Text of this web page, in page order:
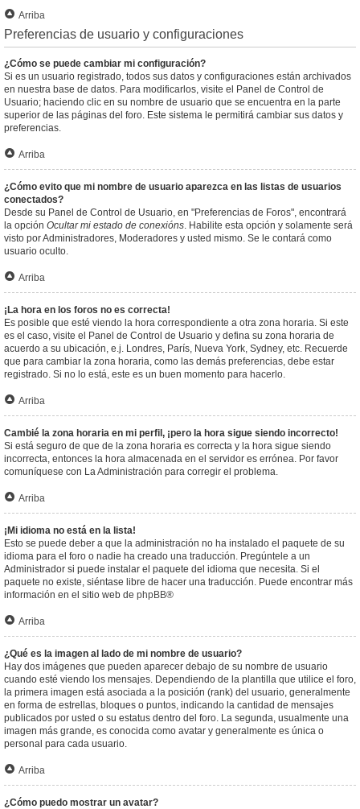
Arriba
Preferencias de usuario y configuraciones
¿Cómo se puede cambiar mi configuración?
Si es un usuario registrado, todos sus datos y configuraciones están archivados
en nuestra base de datos. Para modificarlos, visite el Panel de Control de
Usuario; haciendo clic en su nombre de usuario que se encuentra en la parte
superior de las páginas del foro. Este sistema le permitirá cambiar sus datos y
preferencias.
Arriba
¿Cómo evito que mi nombre de usuario aparezca en las listas de usuarios
conectados?
Desde su Panel de Control de Usuario, en "Preferencias de Foros", encontrará
la opción Ocultar mi estado de conexións. Habilite esta opción y solamente será
visto por Administradores, Moderadores y usted mismo. Se le contará como
usuario oculto.
Arriba
¡La hora en los foros no es correcta!
Es posible que esté viendo la hora correspondiente a otra zona horaria. Si este
es el caso, visite el Panel de Control de Usuario y defina su zona horaria de
acuerdo a su ubicación, e.j. Londres, París, Nueva York, Sydney, etc. Recuerde
que para cambiar la zona horaria, como las demás preferencias, debe estar
registrado. Si no lo está, este es un buen momento para hacerlo.
Arriba
Cambié la zona horaria en mi perfil, ¡pero la hora sigue siendo incorrecto!
Si está seguro de que de la zona horaria es correcta y la hora sigue siendo
incorrecta, entonces la hora almacenada en el servidor es errónea. Por favor
comuníquese con La Administración para corregir el problema.
Arriba
¡Mi idioma no está en la lista!
Esto se puede deber a que la administración no ha instalado el paquete de su
idioma para el foro o nadie ha creado una traducción. Pregúntele a un
Administrador si puede instalar el paquete del idioma que necesita. Si el
paquete no existe, siéntase libre de hacer una traducción. Puede encontrar más
información en el sitio web de phpBB®
Arriba
¿Qué es la imagen al lado de mi nombre de usuario?
Hay dos imágenes que pueden aparecer debajo de su nombre de usuario
cuando esté viendo los mensajes. Dependiendo de la plantilla que utilice el foro,
la primera imagen está asociada a la posición (rank) del usuario, generalmente
en forma de estrellas, bloques o puntos, indicando la cantidad de mensajes
publicados por usted o su estatus dentro del foro. La segunda, usualmente una
imagen más grande, es conocida como avatar y generalmente es única o
personal para cada usuario.
Arriba
¿Cómo puedo mostrar un avatar?